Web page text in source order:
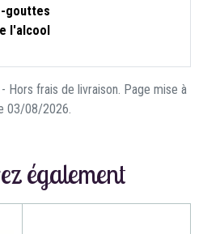
gouttes
l'alcool
Hors frais de livraison. Page mise à
03/08/2026.
également